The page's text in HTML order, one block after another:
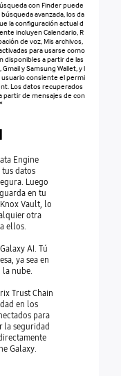
con Finder puede
avanzada, los da
la configuración actual d
incluyen Calendario, R
de voz, Mis archivos,
para usarse como
disponibles a partir de las
y Samsung Wallet, y l
usuario consiente el permi
Los datos recuperados
partir de mensajes de con
Engine
datos
Luego
en tu
Vault, lo
otra
ellos.
AI. Tú
ya sea en
la nube.
Trust Chain
en los
para
la seguridad
Galaxy.